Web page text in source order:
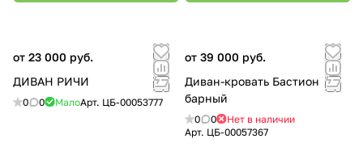
от 23 000 руб.
ДИВАН РИЧИ
0 0 МалоАрт. ЦБ-00053777
от 39 000 руб.
Диван-кровать Бастион
барный
0 0
Нет в наличии
Арт. ЦБ-00057367